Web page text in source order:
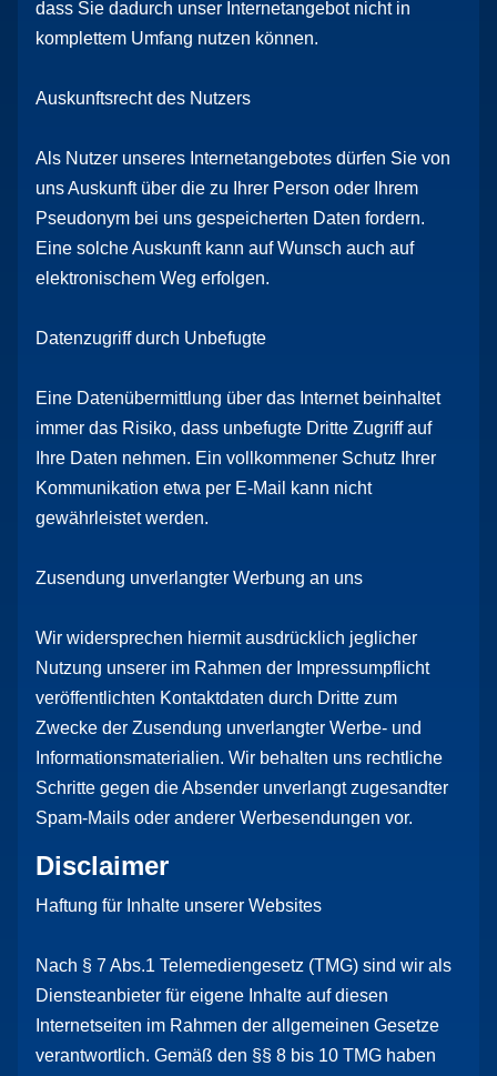
dass Sie dadurch unser Internetangebot nicht in
komplettem Umfang nutzen können.
Auskunftsrecht des Nutzers
Als Nutzer unseres Internetangebotes dürfen Sie von
uns Auskunft über die zu Ihrer Person oder Ihrem
Pseudonym bei uns gespeicherten Daten fordern.
Eine solche Auskunft kann auf Wunsch auch auf
elektronischem Weg erfolgen.
Datenzugriff durch Unbefugte
Eine Datenübermittlung über das Internet beinhaltet
immer das Risiko, dass unbefugte Dritte Zugriff auf
Ihre Daten nehmen. Ein vollkommener Schutz Ihrer
Kommunikation etwa per E-Mail kann nicht
gewährleistet werden.
Zusendung unverlangter Werbung an uns
Wir widersprechen hiermit ausdrücklich jeglicher
Nutzung unserer im Rahmen der Impressumpflicht
veröffentlichten Kontaktdaten durch Dritte zum
Zwecke der Zusendung unverlangter Werbe- und
Informationsmaterialien. Wir behalten uns rechtliche
Schritte gegen die Absender unverlangt zugesandter
Spam-Mails oder anderer Werbesendungen vor.
Disclaimer
Haftung für Inhalte unserer Websites
Nach § 7 Abs.1 Telemediengesetz (TMG) sind wir als
Diensteanbieter für eigene Inhalte auf diesen
Internetseiten im Rahmen der allgemeinen Gesetze
verantwortlich. Gemäß den §§ 8 bis 10 TMG haben